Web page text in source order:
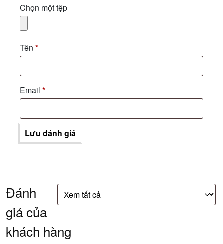
Chọn một tệp
Tên *
Email *
Lưu đánh giá
Đánh
giá của
khách hàng